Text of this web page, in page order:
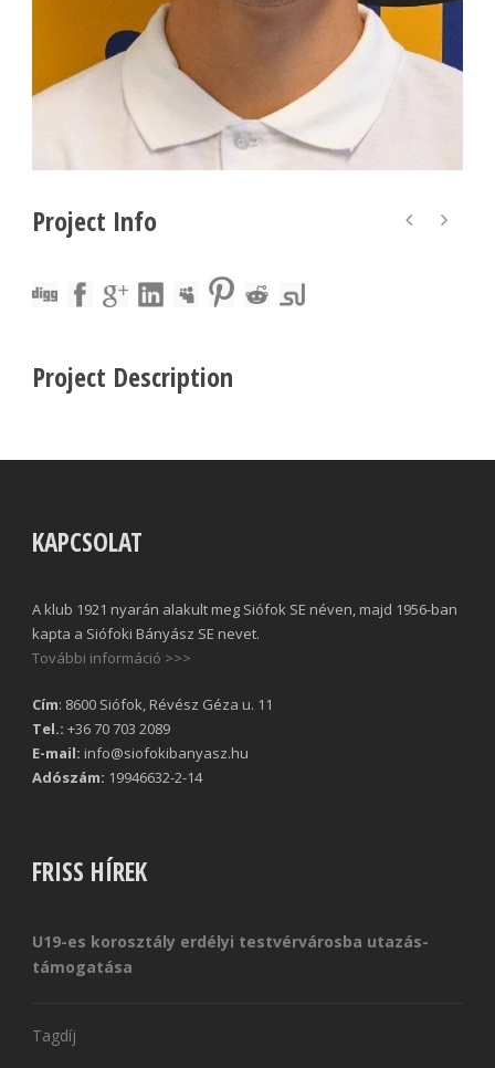
Project Info
Project Description
KAPCSOLAT
A klub 1921 nyarán alakult meg Siófok SE néven, majd 1956-ban
kapta a Siófoki Bányász SE nevet.
További információ >>>
Cím: 8600 Siófok, Révész Géza u. 11
Tel.: +36 70 703 2089
E-mail: info@siofokibanyasz.hu
Adószám: 19946632-2-14
FRISS HÍREK
U19-es korosztály erdélyi testvérvárosba utazás-
támogatása
Tagdíj